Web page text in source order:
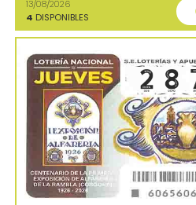
13/08/2026
4 DISPONIBLES